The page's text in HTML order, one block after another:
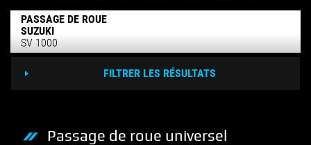
PASSAGE DE ROUE
SUZUKI
SV 1000
FILTRER LES RÉSULTATS
Passage de roue universel